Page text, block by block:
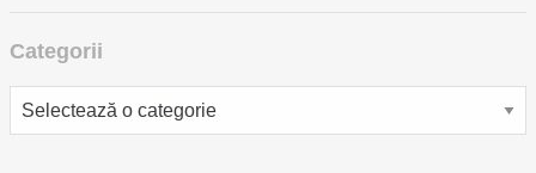
Categorii
Categorii